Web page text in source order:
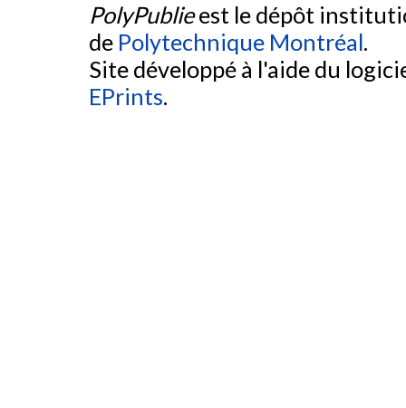
PolyPublieest le dépôt
de Polytechnique Montréal.
Site développé à l'aide du
EPrints.